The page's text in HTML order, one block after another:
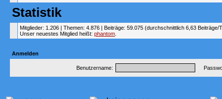
Statistik
Mitglieder: 1.206 | Themen: 4.876 | Beiträge: 59.075 (durchschnittlich 6,63 Beiträge/
Unser neuestes Mitglied heißt: phantom
Anmelden
Benutzername: